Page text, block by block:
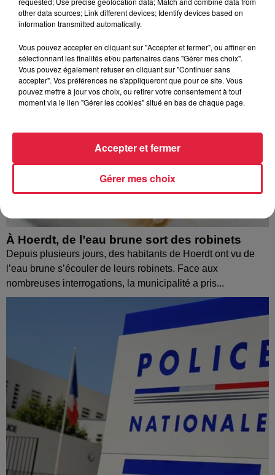
À Hoerdt, de l’eau brune sort des robinets
Depuis plusieurs jours, des habitants de Hoerdt ont vu de
l’eau brune s’écouler de leurs robinets. Face aux
nombreuses interrogations, la municipalité a pris...
other data sources; Link different devices; Identify devices based on
information transmitted automatically.
Vous pouvez accepter en cliquant sur "Accepter et fermer", ou affiner en
sélectionnant les finalités et/ou partenaires dans "Gérer mes choix".
Vous pouvez également refuser en cliquant sur "Continuer sans
accepter". Vos préférences ne s'appliqueront que pour ce site. Vous
pouvez mettre à jour vos choix, ou retirer votre consentement à tout
moment via le lien "Gérer les cookies" situé en bas de chaque page.
Gérer mes choix
Accepter et fermer